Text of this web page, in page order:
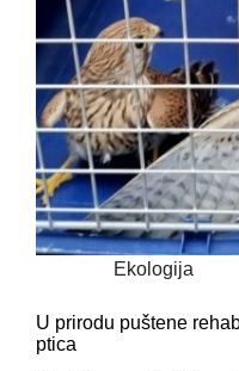
Ekologija
U prirodu puštene
ptica